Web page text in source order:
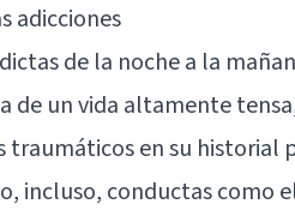
adicciones
de la noche a la
de un vida altamente
en su historial
incluso, conductas como